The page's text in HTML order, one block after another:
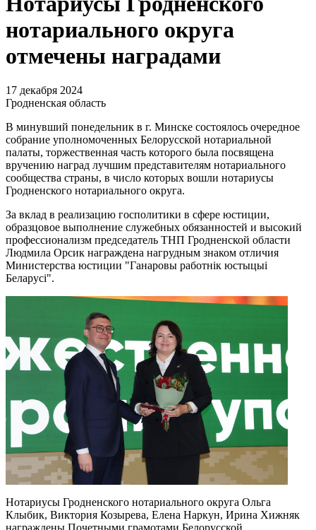
нотариального округа
отмечены наградами
17 декабря 2024
Гродненская область
В минувший понедельник в г. Минске состоялось очередное
собрание уполномоченных Белорусской нотариальной
палаты, торжественная часть которого была посвящена
вручению наград лучшим представителям нотариального
сообщества страны, в число которых вошли нотариусы
Гродненского нотариального округа.
За вклад в реализацию госполитики в сфере юстиции,
образцовое выполнение служебных обязанностей и высокий
профессионализм председатель ТНП Гродненской области
Людмила Орсик награждена нагрудным знаком отличия
Министерства юстиции "Ганаровы работнiк юстыцыi
Беларусi".
Нотариусы Гродненского нотариального округа Ольга
Клыбик, Виктория Козырева, Елена Наркун, Ирина Хижняк